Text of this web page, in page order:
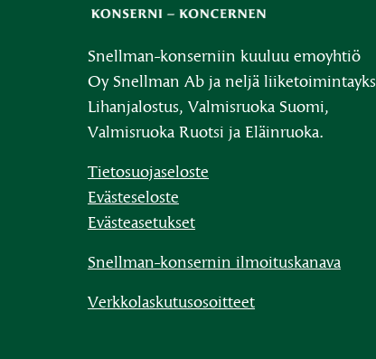
Snellman-konserniin kuuluu emoyhtiö
Oy Snellman Ab ja neljä
Lihanjalostus, Valmisruoka Suomi,
Valmisruoka Ruotsi ja Eläinruoka.
Tietosuojaseloste
Evästeseloste
Evästeasetukset
Snellman-konsernin ilmoituskanava
Verkkolaskutusosoitteet